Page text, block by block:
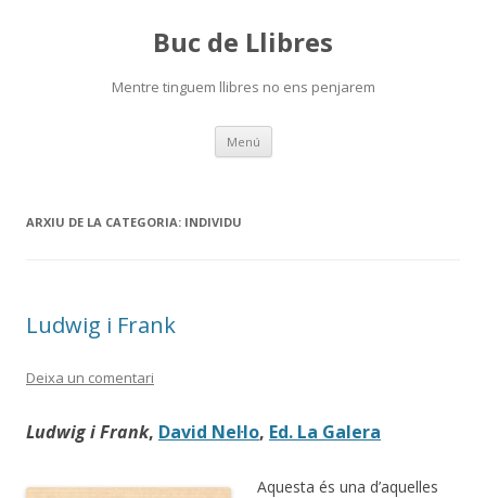
Buc de Llibres
Mentre tinguem llibres no ens penjarem
Menú Vés
contingut
ARXIU DE LA CATEGORIA: INDIVIDU
Ludwig i Frank
Deixa un comentari
Ludwig i Frank, David Nel·lo, Ed. La Galera
Aquesta és una d’aquelles